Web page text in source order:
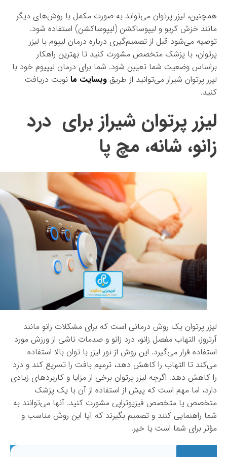
همچنین، لیزر پرتوان می‌تواند به صورت مکمل با روش‌های دیگر
مانند خزش کریو و لیپو‌ساکشن (لیپوساکشن) استفاده شود.
توصیه می‌شود قبل از تصمیم‌گیری درباره درمان لیپوم با لیزر
پرتوان، با پزشک متخصص مشورت کنید تا بهترین راهکار
براساس وضعیت شما تعیین شود. شما برای درمان لیپیوم خود با
لیرز پرتوان شیراز می‌توانید از طریق وبسایت ما نوبت دریافت
کنید.
لیزر پرتوان شیراز برای درد
زانو، شانه، مچ پا
لیزر پرتوان یک روش درمانی است که برای مشکلات زانو مانند
آرتروز، التهاب مفصل زانو، درد زانو و صدمات ناشی از ورزش مورد
استفاده قرار می‌گیرد. این روش از نور لیزر با توان بالا استفاده
می‌کند تا التهاب را کاهش دهد، ترمیم بافت را تسریع کند و درد
را کاهش دهد. اگرچه لیزر پرتوان برخی از مزایا و کاربردهای زیادی
دارد، اما مهم است که پیش از استفاده از آن با یک پزشک
متخصص یا متخصص فیزیوتراپی مشورت کنید. آنها می‌توانند به
شما راهنمایی کنند و تصمیم بگیرند که آیا این روش مناسب و
مؤثر برای شما است یا خیر.